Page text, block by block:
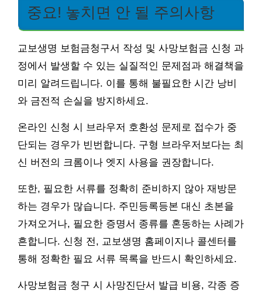
중요! 놓치면 안 될 주의사항
교보생명 보험금청구서 작성 및 사망보험금 신청 과
정에서 발생할 수 있는 실질적인 문제점과 해결책을
미리 알려드립니다. 이를 통해 불필요한 시간 낭비
와 금전적 손실을 방지하세요.
온라인 신청 시 브라우저 호환성 문제로 접수가 중
단되는 경우가 빈번합니다. 구형 브라우저보다는 최
신 버전의 크롬이나 엣지 사용을 권장합니다.
또한, 필요한 서류를 정확히 준비하지 않아 재방문
하는 경우가 많습니다. 주민등록등본 대신 초본을
가져오거나, 필요한 증명서 종류를 혼동하는 사례가
흔합니다. 신청 전, 교보생명 홈페이지나 콜센터를
통해 정확한 필요 서류 목록을 반드시 확인하세요.
사망보험금 청구 시 사망진단서 발급 비용, 각종 증